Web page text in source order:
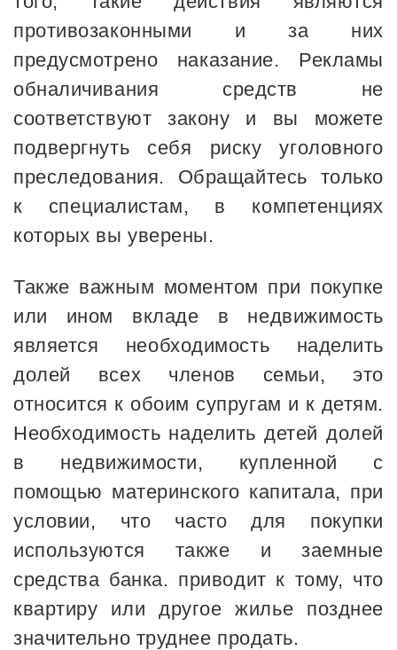
противозаконными и за них
предусмотрено наказание. Рекламы
обналичивания средств не
соответствуют закону и вы можете
подвергнуть себя риску уголовного
преследования. Обращайтесь только
к специалистам, в компетенциях
которых вы уверены.
Также важным моментом при покупке
или ином вкладе в недвижимость
является необходимость наделить
долей всех членов семьи, это
относится к обоим супругам и к детям.
Необходимость наделить детей долей
в недвижимости, купленной с
помощью материнского капитала, при
условии, что часто для покупки
используются также и заемные
средства банка. приводит к тому, что
квартиру или другое жилье позднее
значительно труднее продать.